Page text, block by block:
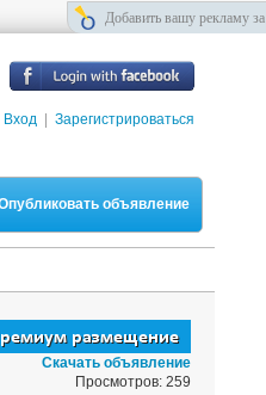
Вход Зарегистрироваться
объявление
Скачать объявление
Просмотров: 259
Добавить вашу рекламу за